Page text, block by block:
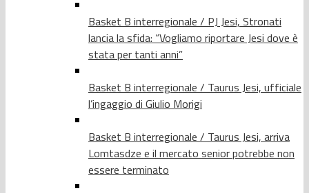
Basket B interregionale / PJ Jesi, Stronati
lancia la sfida: “Vogliamo riportare Jesi dove è
stata per tanti anni”
Basket B interregionale / Taurus Jesi, ufficiale
l’ingaggio di Giulio Morigi
Basket B interregionale / Taurus Jesi, arriva
Lomtasdze e il mercato senior potrebbe non
essere terminato